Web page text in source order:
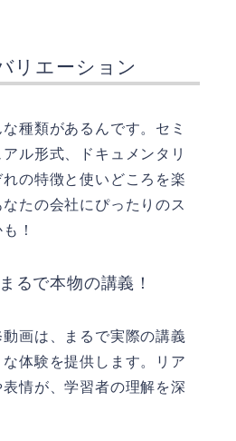
リエーション
種類があるんです。セミ
ル形式、ドキュメンタリ
の特徴と使いどころを楽
たの会社にぴったりのス
！
るで本物の講義！
画は、まるで実際の講義
体験を提供します。リア
情が、学習者の理解を深